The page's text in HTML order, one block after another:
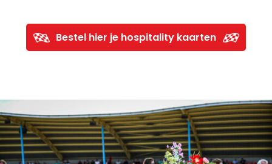
Bestel hier je hospitality kaarten